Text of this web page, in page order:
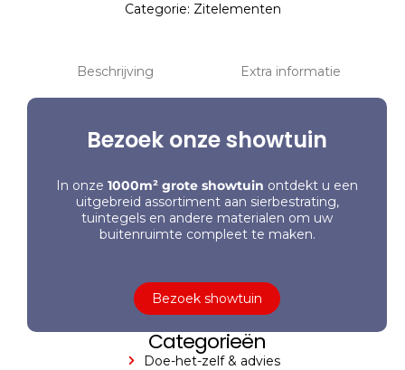
Categorie: Zitelementen
Beschrijving Extra informatie
Bezoek onze showtuin
In onze 1000m² grote showtuin ontdekt u een
uitgebreid assortiment aan sierbestrating,
tuintegels en andere materialen om uw
buitenruimte compleet te maken.
Bezoek showtuin
Categorieën
Doe-het-zelf & advies